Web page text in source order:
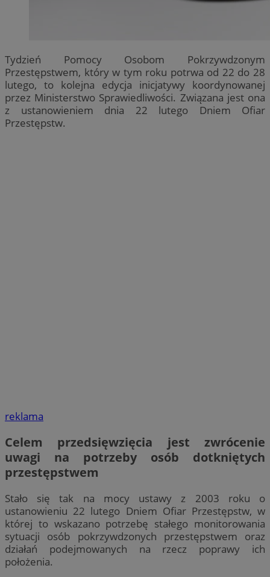
Tydzień Pomocy Osobom Pokrzywdzonym
Przestępstwem, który w tym roku potrwa od 22 do 28
lutego, to kolejna edycja inicjatywy koordynowanej
przez Ministerstwo Sprawiedliwości. Związana jest ona
z ustanowieniem dnia 22 lutego Dniem Ofiar
Przestępstw.
reklama
Celem przedsięwzięcia jest zwrócenie
uwagi na potrzeby osób dotkniętych
przestępstwem
Stało się tak na mocy ustawy z 2003 roku o
ustanowieniu 22 lutego Dniem Ofiar Przestępstw, w
której to wskazano potrzebę stałego monitorowania
sytuacji osób pokrzywdzonych przestępstwem oraz
działań podejmowanych na rzecz poprawy ich
położenia.